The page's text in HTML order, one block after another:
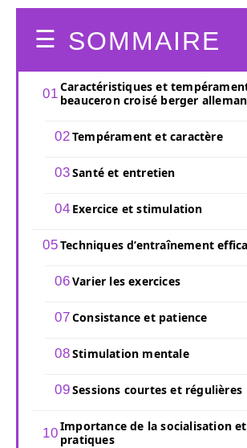
SOMMAIRE
Caractéristiques et
beauceron croisé berger
Tempérament et caractère
Santé et entretien
Exercice et stimulation
Techniques d’entraînement
Varier les exercices
Consistance et patience
Stimulation mentale
Sessions courtes et régulières
Importance de la socialisation
pratiques